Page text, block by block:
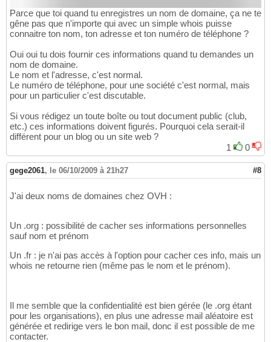
Parce que toi quand tu enregistres un nom de domaine, ça ne te
gêne pas que n'importe qui avec un simple whois puisse
connaitre ton nom, ton adresse et ton numéro de téléphone ?
Oui oui tu dois fournir ces informations quand tu demandes un
nom de domaine.
Le nom et l'adresse, c'est normal.
Le numéro de téléphone, pour une société c'est normal, mais
pour un particulier c'est discutable.
Si vous rédigez un toute boîte ou tout document public (club,
etc.) ces informations doivent figurés. Pourquoi cela serait-il
différent pour un blog ou un site web ?
1
0
gege2061, le 06/10/2009 à 21h27 #8
J'ai deux noms de domaines chez OVH :
Un .org : possibilité de cacher ses informations personnelles
sauf nom et prénom
Un .fr : je n'ai pas accès à l'option pour cacher ces info, mais un
whois ne retourne rien (même pas le nom et le prénom).
Il me semble que la confidentialité est bien gérée (le .org étant
pour les organisations), en plus une adresse mail aléatoire est
générée et redirige vers le bon mail, donc il est possible de me
contacter.